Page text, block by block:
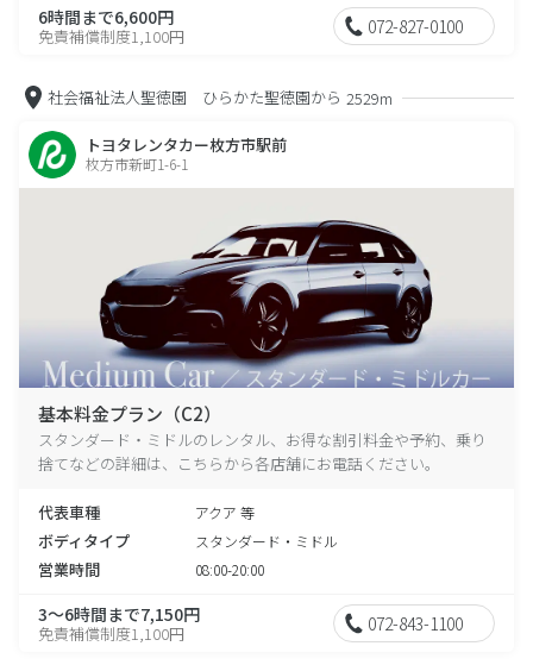
6時間まで6,600円
免責補償制度1,100円 072-827-0100
社会福祉法人聖徳園 ひらかた聖徳園から 2529m
トヨタレンタカー枚方市駅前
枚方市新町1-6-1
基本料金プラン（C2）
スタンダード・ミドルのレンタル、お得な割引料金や予約、乗り
捨てなどの詳細は、こちらから各店舗にお電話ください。
代表車種 アクア 等
ボディタイプ スタンダード・ミドル
営業時間 08:00-20:00
3～6時間まで7,150円
免責補償制度1,100円 072-843-1100